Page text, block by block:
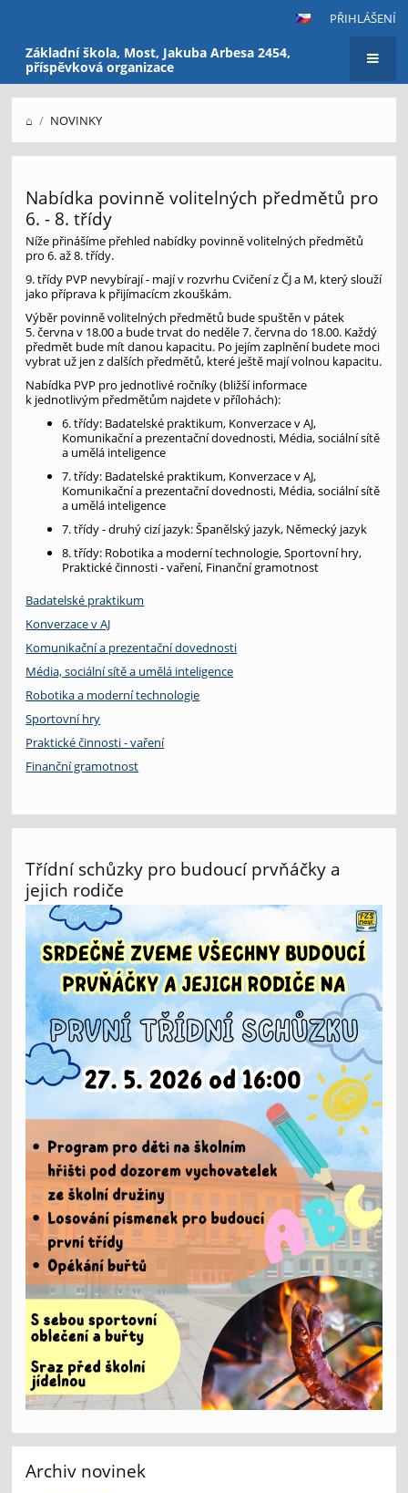
PŘIHLÁŠENÍ
Základní škola, Most, Jakuba Arbesa 2454,
příspěvková organizace
⌂ / NOVINKY
Nabídka povinně volitelných předmětů pro
6. - 8. třídy
Níže přinášíme přehled nabídky povinně volitelných předmětů
pro 6. až 8. třídy.
9. třídy PVP nevybírají - mají v rozvrhu Cvičení z ČJ a M, který slouží
jako příprava k přijímacícm zkouškám.
Výběr povinně volitelných předmětů bude spuštěn v pátek
5. června v 18.00 a bude trvat do neděle 7. června do 18.00. Každý
předmět bude mít danou kapacitu. Po jejím zaplnění budete moci
vybrat už jen z dalších předmětů, které ještě mají volnou kapacitu.
Nabídka PVP pro jednotlivé ročníky (bližší informace
k jednotlivým předmětům najdete v přílohách):
6. třídy: Badatelské praktikum, Konverzace v AJ,
Komunikační a prezentační dovednosti, Média, sociální sítě
a umělá inteligence
7. třídy: Badatelské praktikum, Konverzace v AJ,
Komunikační a prezentační dovednosti, Média, sociální sítě
a umělá inteligence
7. třídy - druhý cizí jazyk: Španělský jazyk, Německý jazyk
8. třídy: Robotika a moderní technologie, Sportovní hry,
Praktické činnosti - vaření, Finanční gramotnost
Badatelské praktikum
Konverzace v AJ
Komunikační a prezentační dovednosti
Média, sociální sítě a umělá inteligence
Robotika a moderní technologie
Sportovní hry
Praktické činnosti - vaření
Finanční gramotnost
Třídní schůzky pro budoucí prvňáčky a
jejich rodiče
Archiv novinek